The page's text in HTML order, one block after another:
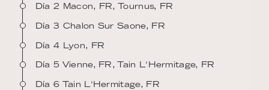
Día 2 Macon, FR, Tournus, FR
Día 3 Chalon Sur Saone, FR
Día 4 Lyon, FR
Día 5 Vienne, FR, Tain L'Hermitage, FR
Día 6 Tain L'Hermitage, FR